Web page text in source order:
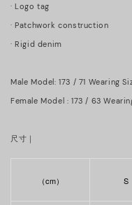
· Logo tag
· Patchwork construction
· Rigid denim
Male Model: 173 / 71 Wearing
Female Model : 173 / 63
尺寸｜
（cm） S